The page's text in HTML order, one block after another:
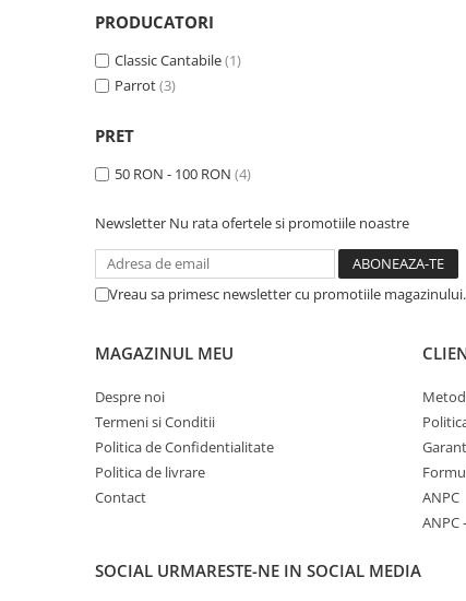
Studio si inregistrari
Accesorii de rack
Clape MIDI
Controllere MIDI - USB DAW
Convertoare AD/DA
Interfete audio
Microfoane de studio
Preamplificatoare
Protectii antifonice pentru urechi
Rack studio
Sintetizatoare
PRODUCATORI
Classic Cantabile(1)
Parrot(3)
PRET
50 RON - 100 RON (4)
Newsletter Nu rata ofertele si promotiile noastre
Vreau sa primesc newsletter cu promotiile
MAGAZINUL MEU
Despre noi
Termeni si Conditii
Politica de Confidentialitate
Politica de livrare
Contact
ANPC
ANPC
SOCIAL URMARESTE-NE IN SOCIAL MEDIA